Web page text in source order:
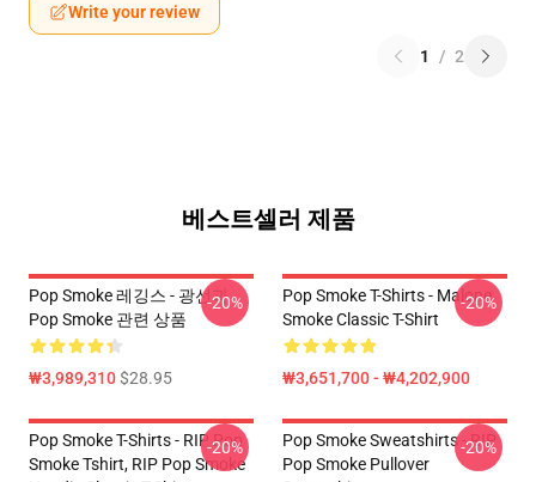
Write your review
1 / 2
베스트셀러 제품
Pop Smoke 레깅스 - 광선과
Pop Smoke 관련 상품
₩3,989,310$28.95
-20%
Pop Smoke T-Shirts - Malone
Smoke Classic T-Shirt
₩3,651,700 - ₩4,202,900
-20%
Pop Smoke T-Shirts - RIP Pop
Smoke Tshirt, RIP Pop Smoke
-20%
Pop Smoke Sweatshirts - RIP
Pop Smoke Pullover
-20%